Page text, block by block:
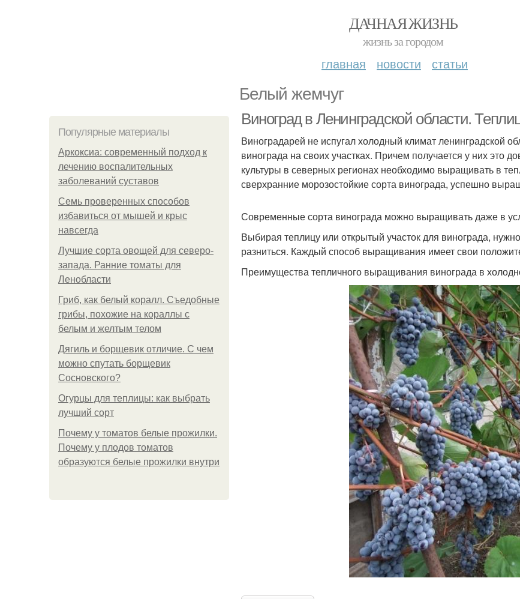
ДАЧНАЯ ЖИЗНЬ
жизнь за городом
главная новости статьи
Белый жемчуг
Популярные материалы
Аркоксиа: современный подход к
лечению воспалительных
заболеваний суставов
Семь проверенных способов
избавиться от мышей и крыс
навсегда
Лучшие сорта овощей для северо-
запада. Ранние томаты для
Ленобласти
Гриб, как белый коралл. Съедобные
грибы, похожие на кораллы с
белым и желтым телом
Дягиль и борщевик отличие. С чем
можно спутать борщевик
Сосновского?
Огурцы для теплицы: как выбрать
лучший сорт
Почему у томатов белые прожилки.
Почему у плодов томатов
образуются белые прожилки внутри
Виноград в Ленинградской области.
Виноградарей не испугал холодный климат ленинградской
винограда на своих участках. Причем получается у них это
культуры в северных регионах необходимо выращивать в
сверхранние морозостойкие сорта винограда, успешно
Современные сорта винограда можно выращивать даже в
Выбирая теплицу или открытый участок для винограда,
разниться. Каждый способ выращивания имеет свои
Преимущества тепличного выращивания винограда в